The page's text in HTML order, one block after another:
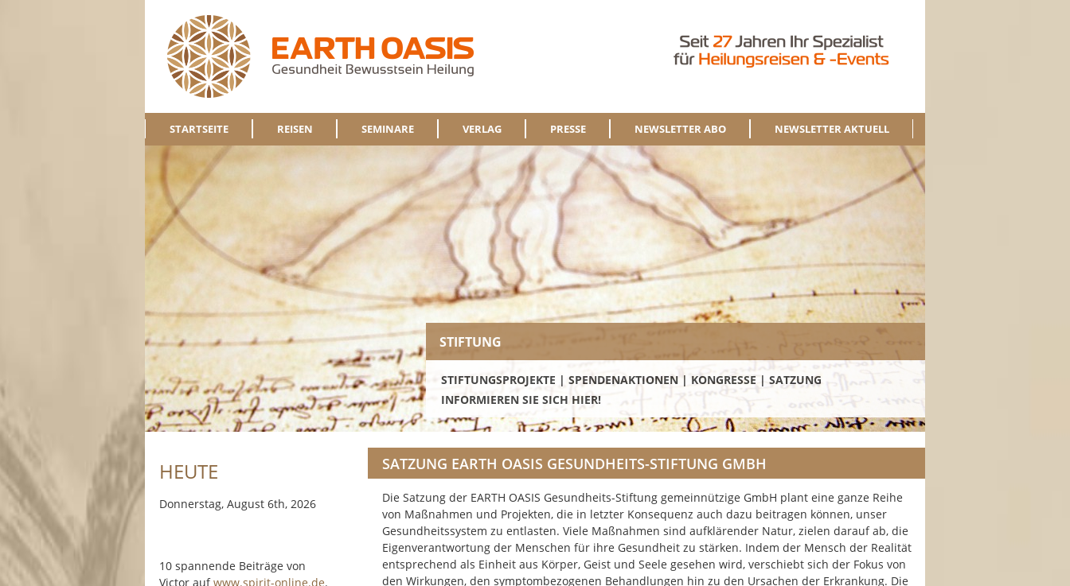
STARTSEITE REISEN SEMINARE VERLAG PRESSE NEWSLETTER ABO NEWSLETTER AKTUELL
STIFTUNG
STIFTUNGSPROJEKTE | SPENDENAKTIONEN | KONGRESSE | SATZUNG
INFORMIEREN SIE SICH HIER!
SATZUNG EARTH OASIS GESUNDHEITS-STIFTUNG GMBH
Die Satzung der EARTH OASIS Gesundheits-Stiftung gemeinnützige GmbH plant eine ganze Reihe
von Maßnahmen und Projekten, die in letzter Konsequenz auch dazu beitragen können, unser
Gesundheitssystem zu entlasten. Viele Maßnahmen sind aufklärender Natur, zielen darauf ab, die
Eigenverantwortung der Menschen für ihre Gesundheit zu stärken. Indem der Mensch der Realität
entsprechend als Einheit aus Körper, Geist und Seele gesehen wird, verschiebt sich der Fokus von
den Wirkungen, den symptombezogenen Behandlungen hin zu den Ursachen der Erkrankung. Die
HEUTE
Donnerstag, August 6th, 2026
10 spannende Beiträge von
Victor aufwww.spirit-online.de.